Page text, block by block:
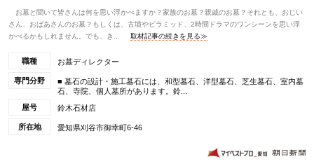
お墓と聞いて皆さんは何を思い浮かべますか？家族のお墓？親戚のお墓？それとも、おじい
さん、おばあさんのお墓？もしくは、古墳やピラミッド、2時間ドラマのワンシーンを思い浮
かべるかもしれません。でも、き...
取材記事の続きを見る≫
職種 お墓ディレクター
専門分野
■ 墓石の設計・施工墓石には、和型墓石、洋型墓石、芝生墓石、室内墓
石、寺院、個人墓所があります。鈴...
屋号
鈴木石材店
所在地 愛知県刈谷市御幸町6-46